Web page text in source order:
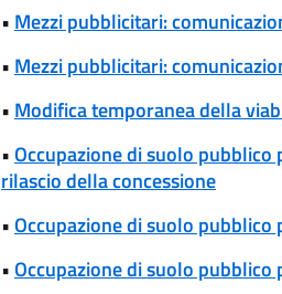
• Mezzi pubblicitari:
• Mezzi pubblicitari:
• Modifica temporanea della
•Occupazione di suolo
rilascio della concessione
•Occupazione di suolo
•Occupazione di suolo